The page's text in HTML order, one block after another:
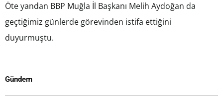
Öte yandan BBP Muğla İl Başkanı Melih Aydoğan da
geçtiğimiz günlerde görevinden istifa ettiğini
duyurmuştu.
Gündem